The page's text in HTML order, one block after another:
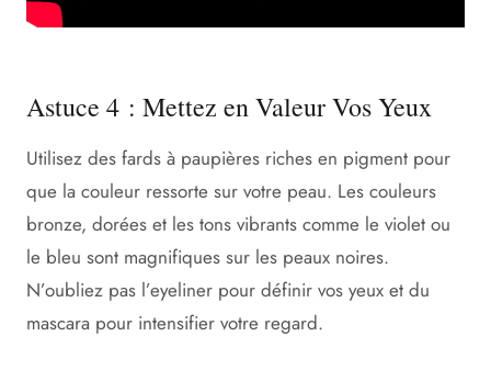
Astuce 4 : Mettez en Valeur Vos Yeux
Utilisez des fards à paupières riches en pigment pour
que la couleur ressorte sur votre peau. Les couleurs
bronze, dorées et les tons vibrants comme le violet ou
le bleu sont magnifiques sur les peaux noires.
N’oubliez pas l’eyeliner pour définir vos yeux et du
mascara pour intensifier votre regard.